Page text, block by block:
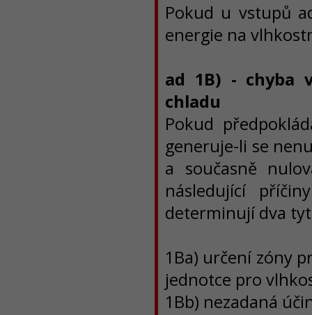
Pokud u vstupů
energie na
ad 1B) - chyba
chladu
Pokud
generuje-li se
a současně
následující
determinují dva
1Ba) určení zóny
jednotce pro
1Bb) nezadaná